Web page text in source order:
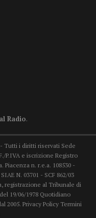
Radio.
- Tutti i diritti riservati Sede
P.IVA e iscrizione Registro
Piacenza n. r.e.a. 108530 -
N. 03701 - SCF 862/03
registrazione al Tribunale di
19/06/1978 Quotidiano
2005. Privacy Policy Termini